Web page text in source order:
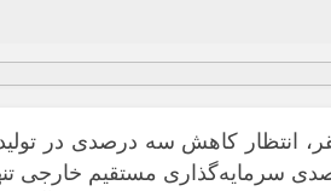
تجارت و برآورد افت ۳۰ تا ۴۰ درصدی سرمایه‌گذاری